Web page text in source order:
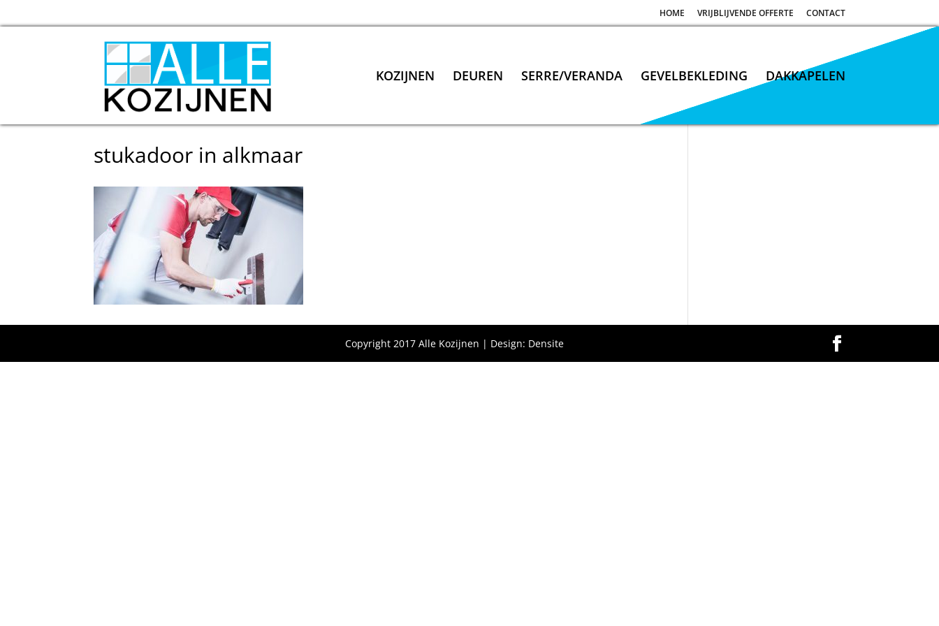
HOME VRIJBLIJVENDE OFFERTE CONTACT
KOZIJNEN DEUREN SERRE/VERANDA GEVELBEKLEDING DAKKAPELEN
stukadoor in alkmaar
Copyright 2017 Alle Kozijnen | Design: Densite